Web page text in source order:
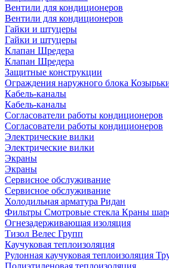
Вентили для кондиционеров
Вентили для кондиционеров
Гайки и штуцеры
Гайки и штуцеры
Клапан Шредера
Клапан Шредера
Защитные конструкции
Ограждения наружного блока
Кабель-каналы
Кабель-каналы
Согласователи работы кондиционеров
Согласователи работы кондиционеров
Электрические вилки
Электрические вилки
Экраны
Экраны
Сервисное обслуживание
Сервисное обслуживание
Холодильная арматура Ридан
Фильтры Смотровые стекла Краны
Огнезадерживающая изоляция
Тизол Велес Групп
Каучуковая теплоизоляция
Рулонная каучуковая теплоизоляция
Полиэтиленовая теплоизоляция